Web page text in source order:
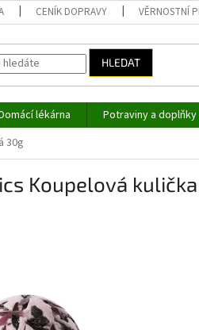
CENÍK DOPRAVY VĚRNOSTNÍ
HLEDAT
lékárna Potraviny a doplňky
30g
Koupelová